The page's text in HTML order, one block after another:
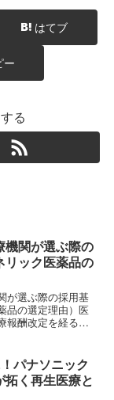
はてブ
ー
る
機関が選ぶ際の
リック医薬品の
が選ぶ際の採用基
品の選定理由）医
報酬改定を経るご
ポイントがあるの
いま...
パナソニック
く再生医療と